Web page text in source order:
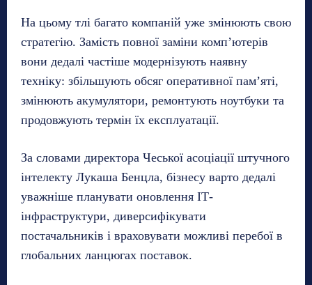
На цьому тлі багато компаній уже змінюють свою
стратегію. Замість повної заміни комп’ютерів
вони дедалі частіше модернізують наявну
техніку: збільшують обсяг оперативної пам’яті,
змінюють акумулятори, ремонтують ноутбуки та
продовжують термін їх експлуатації.
За словами директора Чеської асоціації штучного
інтелекту Лукаша Бенцла, бізнесу варто дедалі
уважніше планувати оновлення ІТ-
інфраструктури, диверсифікувати
постачальників і враховувати можливі перебої в
глобальних ланцюгах поставок.